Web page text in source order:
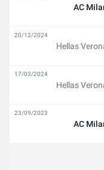
AC
Hellas
20/12/2024
Hellas
17/03/2024
AC
23/09/2023